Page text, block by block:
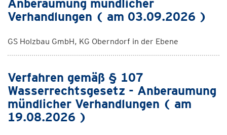
Anberaumung mündlicher
Verhandlungen ( am 03.09.2026 )
GS Holzbau GmbH, KG Oberndorf in der Ebene
Verfahren gemäß § 107
Wasserrechtsgesetz - Anberaumung
mündlicher Verhandlungen ( am
19.08.2026 )